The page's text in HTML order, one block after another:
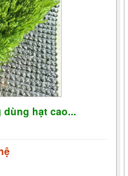
hạt cao...